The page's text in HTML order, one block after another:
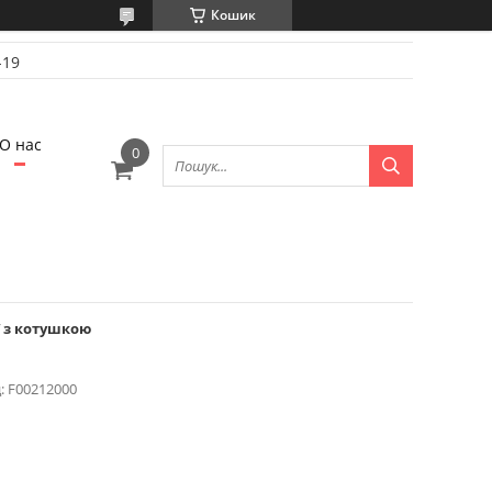
Кошик
О нас
з котушкою
F00212000